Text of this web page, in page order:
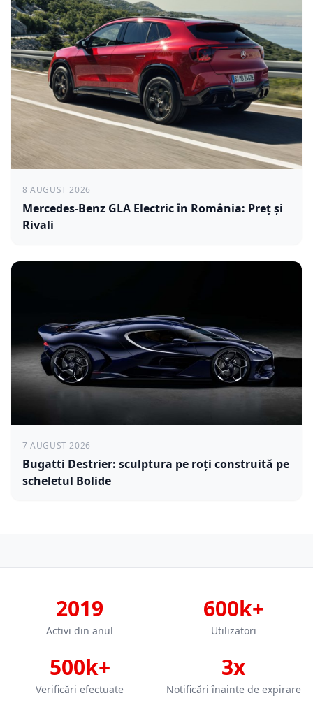
8 AUGUST 2026
Mercedes-Benz GLA Electric în România: Preț și
Rivali
7 AUGUST 2026
Bugatti Destrier: sculptura pe roți construită pe
scheletul Bolide
2019
Activi din anul
600k+
Utilizatori
500k+
Verificări efectuate
3x
Notificări înainte de expirare